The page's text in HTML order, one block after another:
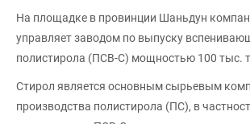
На площадке в провинции Шаньдун
управляет заводом по выпуску
полистирола (ПСВ-С) мощностью 100 тыс.
Стирол является основным сырьевым
производства полистирола (ПС), в